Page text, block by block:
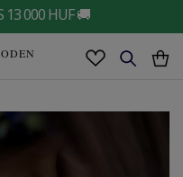
13 000 HUF 🚚